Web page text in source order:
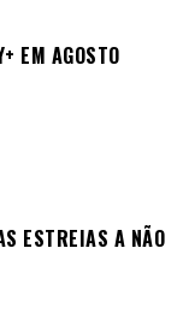
EM AGOSTO
ESTREIAS A NÃO